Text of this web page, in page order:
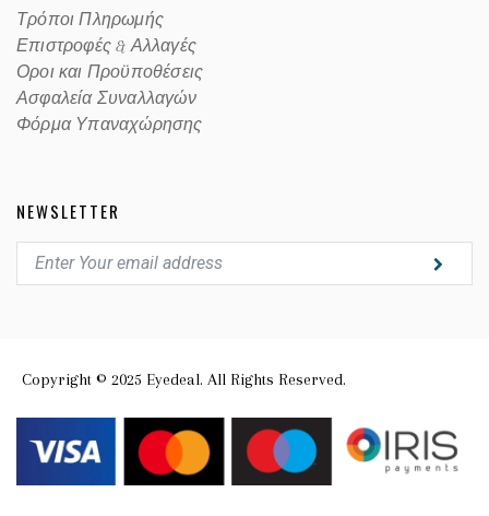
Τρόποι Πληρωμής
Επιστροφές & Αλλαγές
Οροι και Προϋποθέσεις
Ασφαλεία Συναλλαγών
Φόρμα Υπαναχώρησης
NEWSLETTER
Copyright © 2025 Eyedeal. All Rights Reserved.